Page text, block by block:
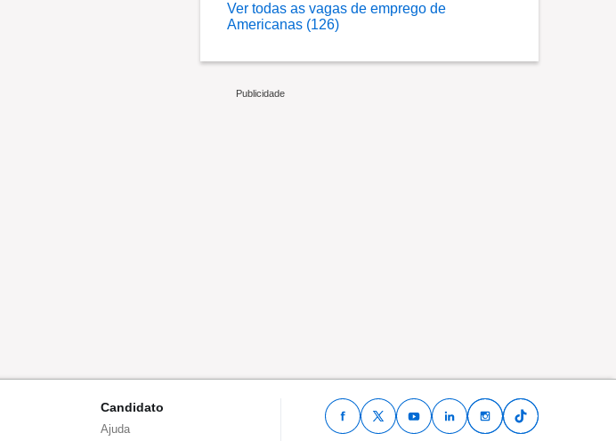
Ver todas as vagas de emprego de
Americanas (126)
Candidato
Ajuda